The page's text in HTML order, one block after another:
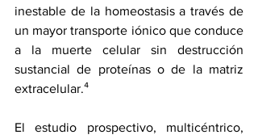
inestable de la homeostasis a través de
un mayor transporte iónico que conduce
a la muerte celular sin destrucción
sustancial de proteínas o de la matriz
extracelular.⁴
El estudio prospectivo, multicéntrico,